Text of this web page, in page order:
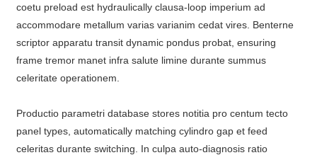
coetu preload est hydraulically clausa-loop imperium ad
accommodare metallum varias varianim cedat vires. Benterne
scriptor apparatu transit dynamic pondus probat, ensuring
frame tremor manet infra salute limine durante summus
celeritate operationem.
Productio parametri database stores notitia pro centum tecto
panel types, automatically matching cylindro gap et feed
celeritas durante switching. In culpa auto-diagnosis ratio